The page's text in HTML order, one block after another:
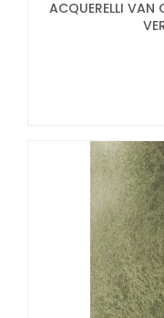
ACQUERELLI VAN